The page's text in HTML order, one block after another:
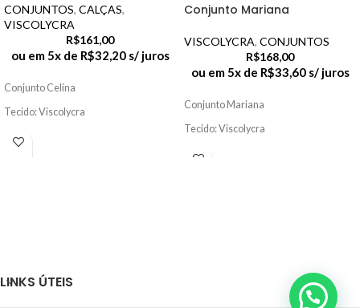
CONJUNTOS, CALÇAS,
VISCOLYCRA
R$161,00
ou em 5x de R$32,20 s/ juros
Conjunto Celina
Tecido: Viscolycra
Conjunto Mariana
VISCOLYCRA, CONJUNTOS
R$168,00
ou em 5x de R$33,60 s/ juros
Conjunto Mariana
Tecido: Viscolycra
LINKS ÚTEIS